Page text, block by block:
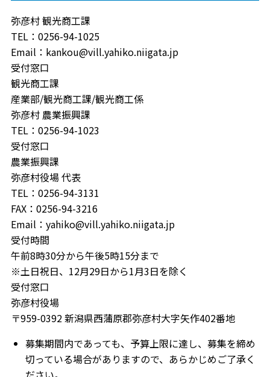
弥彦村 観光商工課
TEL：0256-94-1025
Email：kankou@vill.yahiko.niigata.jp
受付窓口
観光商工課
産業部/観光商工課/観光商工係
弥彦村 農業振興課
TEL：0256-94-1023
受付窓口
農業振興課
弥彦村役場 代表
TEL：0256-94-3131
FAX：0256-94-3216
Email：yahiko@vill.yahiko.niigata.jp
受付時間
午前8時30分から午後5時15分まで
※土日祝日、12月29日から1月3日を除く
受付窓口
弥彦村役場
〒959-0392 新潟県西蒲原郡弥彦村大字矢作402番地
募集期間内であっても、予算上限に達し、募集を締め
切っている場合がありますので、あらかじめご了承く